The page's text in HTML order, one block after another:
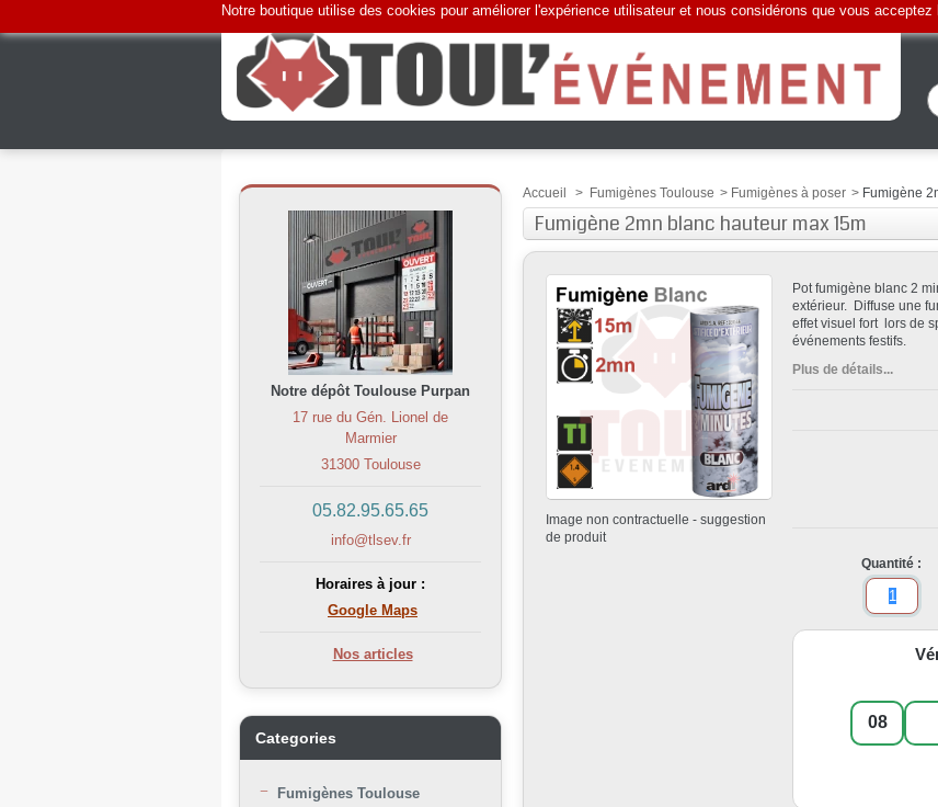
Notre boutique utilise des cookies pour améliorer l'expérience utilisateur et nous considérons que vous
Notre dépôt Toulouse Purpan
17 rue du Gén. Lionel de
Marmier
31300 Toulouse
05.82.95.65.65
info@tlsev.fr
Horaires à jour :
Google Maps
Nos articles
Categories
Fumigènes Toulouse
Accueil > Fumigènes Toulouse > Fumigènes à poser > Fumigène
Fumigène 2mn blanc hauteur max 15m
Image non contractuelle - suggestion
de produit
Pot fumigène blanc 2
extérieur. Diffuse une
effet visuel fort lors de
événements festifs.
Plus de détails...
Quantité :